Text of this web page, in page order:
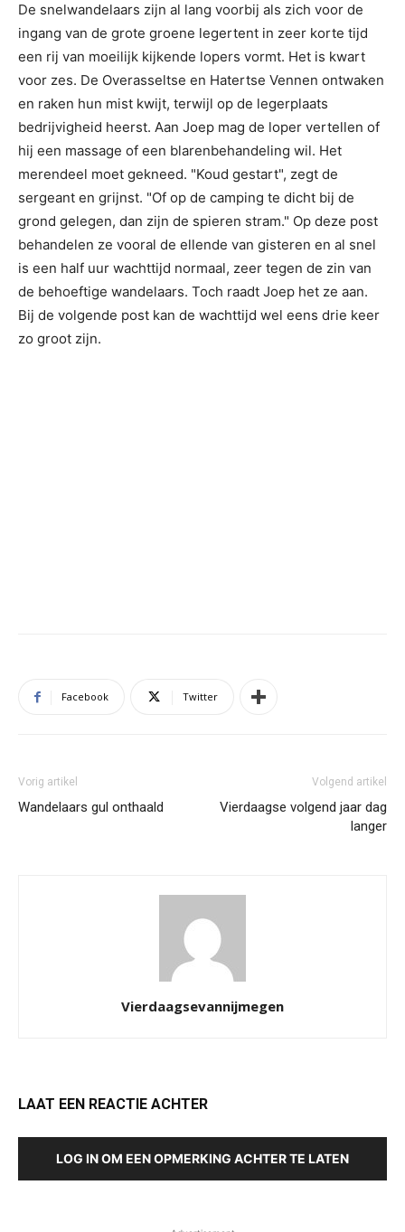
De snelwandelaars zijn al lang voorbij als zich voor de
ingang van de grote groene legertent in zeer korte tijd
een rij van moeilijk kijkende lopers vormt. Het is kwart
voor zes. De Overasseltse en Hatertse Vennen ontwaken
en raken hun mist kwijt, terwijl op de legerplaats
bedrijvigheid heerst. Aan Joep mag de loper vertellen of
hij een massage of een blarenbehandeling wil. Het
merendeel moet gekneed. "Koud gestart", zegt de
sergeant en grijnst. "Of op de camping te dicht bij de
grond gelegen, dan zijn de spieren stram." Op deze post
behandelen ze vooral de ellende van gisteren en al snel
is een half uur wachttijd normaal, zeer tegen de zin van
de behoeftige wandelaars. Toch raadt Joep het ze aan.
Bij de volgende post kan de wachttijd wel eens drie keer
zo groot zijn.
Facebook Twitter
Vorig artikel
Wandelaars gul onthaald
Volgend artikel
Vierdaagse volgend jaar dag
langer
Vierdaagsevannijmegen
LAAT EEN REACTIE ACHTER
LOG IN OM EEN OPMERKING ACHTER TE LATEN